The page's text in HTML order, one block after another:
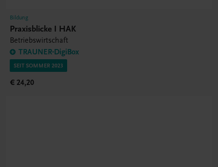
Bildung
Praxisblicke I HAK
Betriebswirtschaft
TRAUNER-DigiBox
SEIT SOMMER 2023
€ 24,20